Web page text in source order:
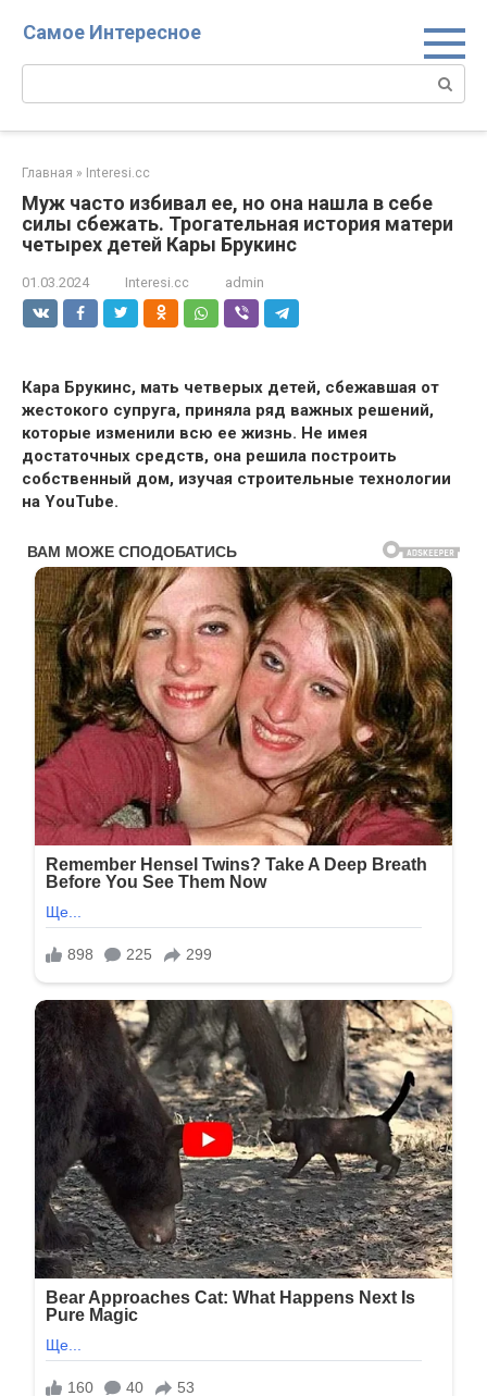
Самое Интересное
Поиск:
Главная » Interesi.cc
Муж часто избивал ее, но она нашла в себе
силы сбежать. Трогательная история матери
четырех детей Кары Брукинс
01.03.2024 Interesi.cc admin
Кара Брукинс, мать четверых детей, сбежавшая от
жестокого супруга, приняла ряд важных решений,
которые изменили всю ее жизнь. Не имея
достаточных средств, она решила построить
собственный дом, изучая строительные технологии
на YouTube.